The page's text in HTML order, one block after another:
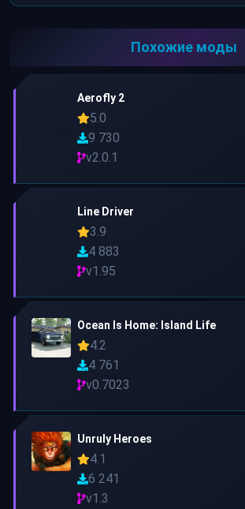
Похожие моды
Aerofly 2
5.0
9 730
v2.0.1
Line Driver
3.9
4 883
v1.95
Ocean Is Home: Island Life
4.2
4 761
v0.7023
Unruly Heroes
4.1
6 241
v1.3